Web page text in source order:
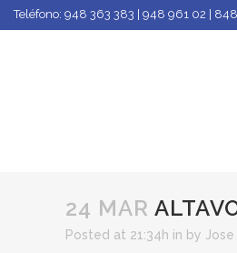
Teléfono: 948 363 383 | 948 961 02 |
24 MAR
Posted at 21:34h in by